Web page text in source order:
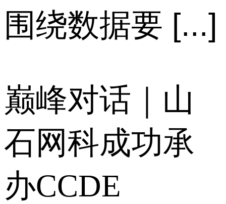
围绕数据要 [...]
巅峰对话｜山
石网科成功承
办CCDE